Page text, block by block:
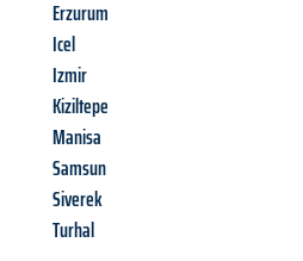
Erzurum
Icel
Izmir
Kiziltepe
Manisa
Samsun
Siverek
Turhal